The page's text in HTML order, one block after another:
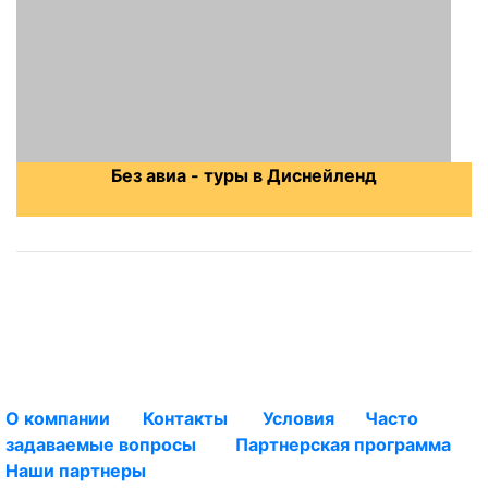
Без авиа - туры в Диснейленд
О компании Контакты Условия
Часто
задаваемые вопросы
Партнерская программа
Наши партнеры